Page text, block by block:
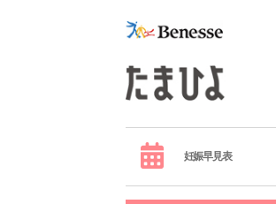
妊娠早見表